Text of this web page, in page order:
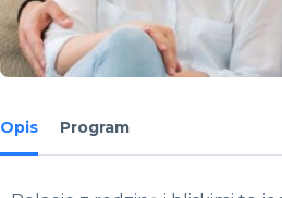
Opis Program